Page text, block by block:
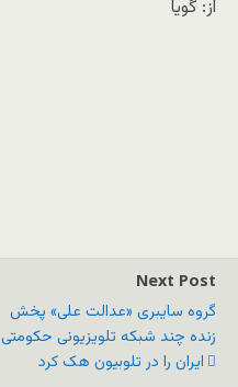
از: گویا
Next Post
گروه سایبری «عدالت علی» پخش
زنده چند شبکه تلویزیونی حکومتی
ایران را در تلوبیون هک کرد